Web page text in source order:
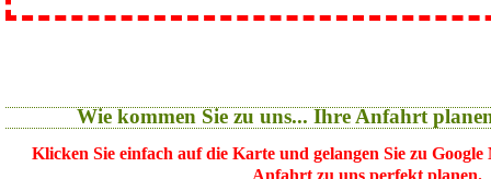
Wie kommen Sie zu uns... Ihre Anfahrt
Klicken Sie einfach auf die Karte und gelangen Sie zu
Anfahrt zu uns perfekt planen.